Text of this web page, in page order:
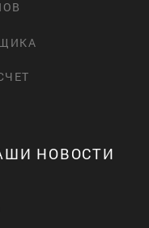
НОВОСТИ